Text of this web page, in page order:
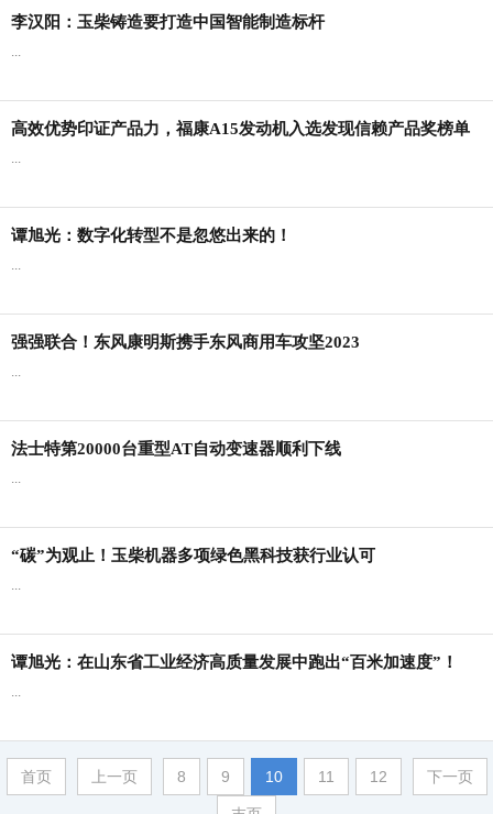
李汉阳：玉柴铸造要打造中国智能制造标杆
...
高效优势印证产品力，福康A15发动机入选发现信赖产品奖榜单
...
谭旭光：数字化转型不是忽悠出来的！
...
强强联合！东风康明斯携手东风商用车攻坚2023
...
法士特第20000台重型AT自动变速器顺利下线
...
“碳”为观止！玉柴机器多项绿色黑科技获行业认可
...
谭旭光：在山东省工业经济高质量发展中跑出“百米加速度”！
...
首页 上一页 8 9 10 11 12 下一页